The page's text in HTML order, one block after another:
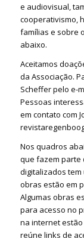
e audiovisual,
cooperativismo,
famílias e sobre
abaixo.
Aceitamos
da Associação.
Scheffer pelo e-
Pessoas
em contato com
Nos quadros
que fazem parte
digitalizados tem
obras estão em
Algumas obras
para acesso no
na internet
reúne links de